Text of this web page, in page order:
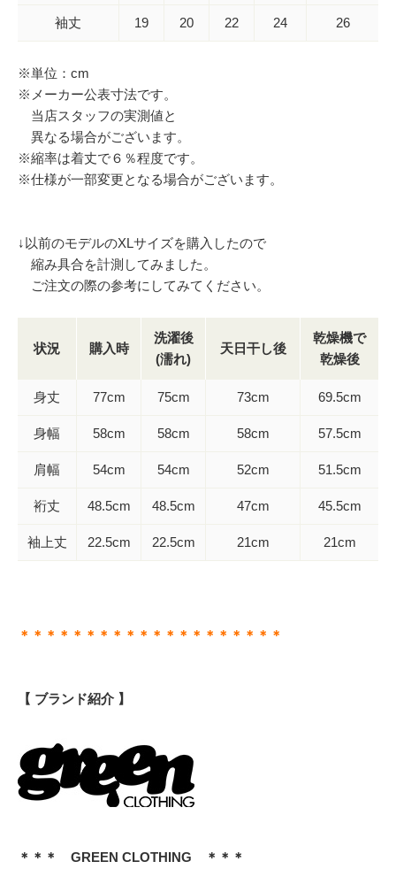
袖丈 19 20 22 24 26
※単位：cm
※メーカー公表寸法です。
当店スタッフの実測値と
異なる場合がございます。
※縮率は着丈で６％程度です。
※仕様が一部変更となる場合がございます。
↓以前のモデルのXLサイズを購入したので
縮み具合を計測してみました。
ご注文の際の参考にしてみてください。
状況 購入時
洗濯後
(濡れ)
天日干し後
乾燥機で
乾燥後
身丈 77cm 75cm 73cm 69.5cm
身幅 58cm 58cm 58cm 57.5cm
肩幅 54cm 54cm 52cm 51.5cm
裄丈 48.5cm 48.5cm 47cm 45.5cm
袖上丈 22.5cm 22.5cm 21cm 21cm
＊＊＊＊＊＊＊＊＊＊＊＊＊＊＊＊＊＊＊＊
【 ブランド紹介 】
＊＊＊ GREEN CLOTHING ＊＊＊